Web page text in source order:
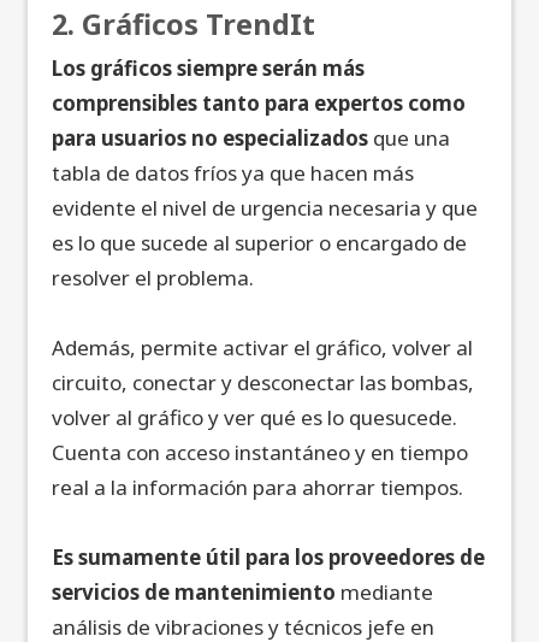
2. Gráficos TrendIt
Los gráficos siempre serán más
comprensibles tanto para expertos como
para usuarios no especializados que una
tabla de datos fríos ya que hacen más
evidente el nivel de urgencia necesaria y que
es lo que sucede al superior o encargado de
resolver el problema.
Además, permite activar el gráfico, volver al
circuito, conectar y desconectar las bombas,
volver al gráfico y ver qué es lo quesucede.
Cuenta con acceso instantáneo y en tiempo
real a la información para ahorrar tiempos.
Es sumamente útil para los proveedores de
servicios de mantenimiento mediante
análisis de vibraciones y técnicos jefe en